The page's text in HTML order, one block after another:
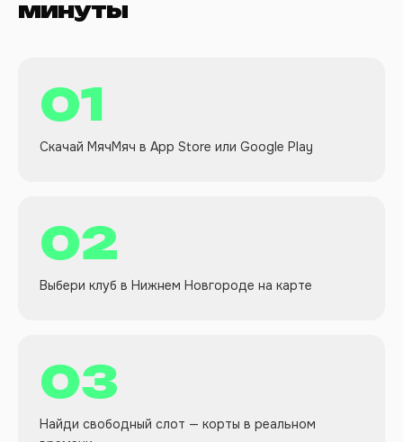
минуты
01
Скачай МячМяч в App Store или Google Play
02
Выбери клуб в Нижнем Новгороде на карте
03
Найди свободный слот — корты в реальном